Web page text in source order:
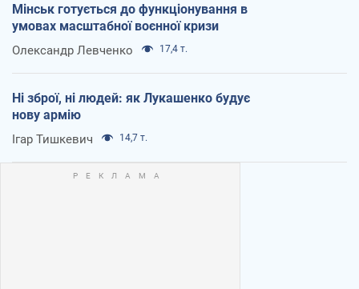
Мінськ готується до функціонування в
умовах масштабної воєнної кризи
Олександр Левченко 17,4 т.
Ні зброї, ні людей: як Лукашенко будує
нову армію
Ігар Тишкевич 14,7 т.